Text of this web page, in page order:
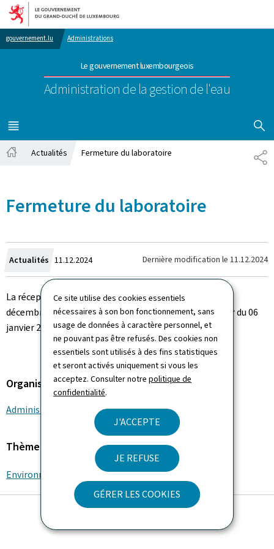
Ce site utilise des cookies essentiels
nécessaires à son bon fonctionnement, sans
usage de données à caractère personnel, et
ne pouvant pas être refusés. Des cookies non
essentiels sont utilisés à des fins statistiques
et seront activés uniquement si vous les
acceptez. Consulter notrepolitique de
confidentialité.
J'ACCEPTE
JE REFUSE
GÉRER LES COOKIES
Aller au menu principal
Aller au contenu
gouvernement.lu Administrations
Le gouvernement luxembourgeois
Administration de la gestion de l'eau
MENU
PRINCIPAL
Actualités Fermeture du laboratoire
Fermeture du laboratoire
Actualités Crée
le
11.12.2024 Dernière modification le 11.12.2024
La réception du laboratoire sera fermée à partir du 18
décembre 2024 et de nouveau ouverte au public à partir du 06
janvier 2025.
Organisation
Administration de la gestion de l'eau
Thème
Environnement